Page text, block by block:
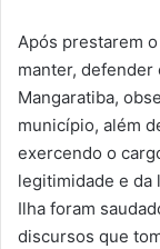
Após prestarem
manter, defender
Mangaratiba,
município, além
exercendo o
legitimidade e da
Ilha foram
discursos que